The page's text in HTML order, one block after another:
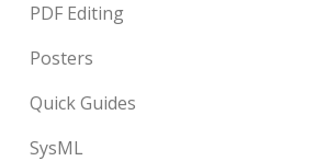
PDF Editing
Posters
Quick Guides
SysML